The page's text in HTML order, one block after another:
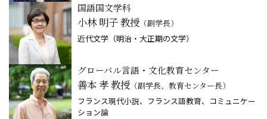
国語国文学科
小林 明子 教授 （副学長）
近代文学（明治・大正期の文学）
グローバル言語・文化教育センター
善本 孝 教授 （副学長、教育センター長）
フランス現代小説、フランス語教育、コミュニケー
ション論